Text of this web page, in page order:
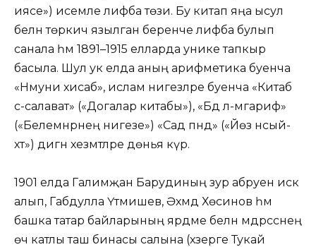
иясе») исемле әлифба төзи. Бу китап яңа ысул
белән төркичә язылган беренче әлифба булып
санала һәм 1891–1915 елларда унике тапкыр
басыла. Шул ук елда аның арифметика буенча
«Нәмунәи хисаб», ислам нигезләре буенча «Китаб
әс-салават» («Догалар китабы»), «Бәдә әл-мәгариф»
(«Белемнәрнең нигезе») «Сад пәнд» («Йөз нәсый-
хәт») дигән хезмәтләре дөнья күрә.
1901 елда Галимҗан Барудиның зур абруен искә
алып, Габдулла Үтәмишев, Әхмәд Хөсәинов һәм
башка татар байларының ярдәме белән мәдрсәснең
өч катлы таш бинасы салына (хәзерге Тукай